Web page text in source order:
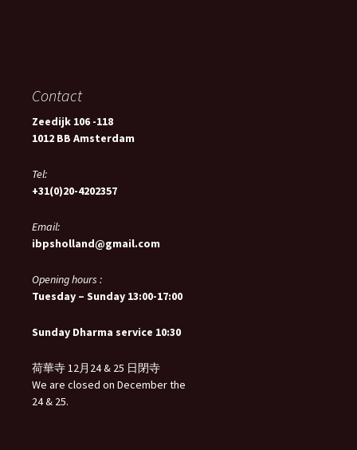
Contact
Zeedijk 106 -118
1012 BB Amsterdam
Tel:
+31(0)20-4202357
Email:
ibpsholland@gmail.com
Opening hours :
Tuesday – Sunday 13:00-17:00
Sunday Dharma service 10:30
荷華寺 12月24 & 25 日閉寺
We are closed on December the
24 & 25.